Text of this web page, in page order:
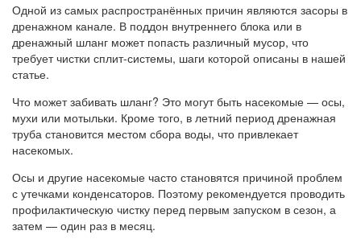
Одной из самых распространённых причин являются засоры в
дренажном канале. В поддон внутреннего блока или в
дренажный шланг может попасть различный мусор, что
требует чистки сплит-системы, шаги которой описаны в нашей
статье.
Что может забивать шланг? Это могут быть насекомые — осы,
мухи или мотыльки. Кроме того, в летний период дренажная
труба становится местом сбора воды, что привлекает
насекомых.
Осы и другие насекомые часто становятся причиной проблем
с утечками конденсаторов. Поэтому рекомендуется проводить
профилактическую чистку перед первым запуском в сезон, а
затем — один раз в месяц.